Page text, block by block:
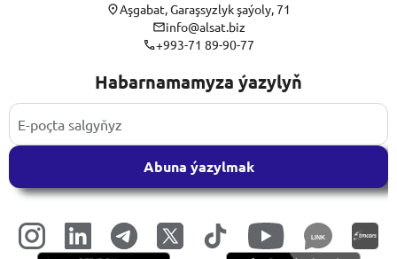
Aşgabat, Garaşsyzlyk şaýoly, 71
info@alsat.biz
+993-71 89-90-77
Habarnamamyza ýazylyň
Abuna ýazylmak
LINK